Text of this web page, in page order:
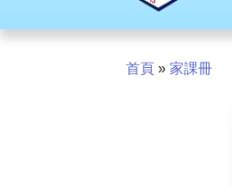
首頁 » 家課冊